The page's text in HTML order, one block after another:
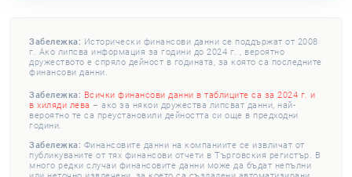
Забележка: Исторически финансови данни се поддържат от 2008
г. Ако липсва информация за години до 2024 г. , вероятно
дружеството е спряло дейност в годината, за която са последните
финансови данни.
Забележка: Всички финансови данни в таблиците са за 2024 г. и
в хиляди лева – ако за някои дружества липсват данни, най-
вероятно те са преустановили дейността си още в предходни
години.
Забележка: Финансовите данни на компаниите се извличат от
публикуваните от тях финансови отчети в Търговския регистър. В
много редки случаи финансовите данни може да бъдат непълни